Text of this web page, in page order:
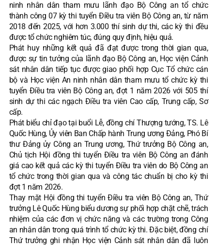
ninh nhân dân tham mưu lãnh đạo Bộ Công an tổ chức
thành công 07 kỳ thi tuyển Điều tra viên Bộ Công an, từ năm
2018 đến 2025, với hơn 3.000 thí sinh dự thi, các kỳ thi đều
được tổ chức nghiêm túc, đúng quy định, hiệu quả.
Phát huy những kết quả đã đạt được trong thời gian qua,
được sự tin tưởng của lãnh đạo Bộ Công an, Học viện Cảnh
sát nhân dân tiếp tục được giao phối hợp Cục Tổ chức cán
bộ và Học viện An ninh nhân dân tham mưu tổ chức kỳ thi
tuyển Điều tra viên Bộ Công an, đợt 1 năm 2026 với 505 thí
sinh dự thi các ngạch Điều tra viên Cao cấp, Trung cấp, Sơ
cấp.
Phát biểu chỉ đạo tại buổi Lễ, đồng chí Thượng tướng, TS. Lê
Quốc Hùng, Ủy viên Ban Chấp hành Trung ương Đảng, Phó Bí
thư Đảng ủy Công an Trung ương, Thứ trưởng Bộ Công an,
Chủ tịch Hội đồng thi tuyển Điều tra viên Bộ Công an đánh
giá cao kết quả các kỳ thi tuyển Điều tra viên do Bộ Công an
tổ chức trong thời gian qua và công tác chuẩn bị cho kỳ thi
đợt 1 năm 2026.
Thay mặt Hội đồng thi tuyển Điều tra viên Bộ Công an, Thứ
trưởng Lê Quốc Hùng biểu dương sự phối hợp chặt chẽ, trách
nhiệm của các đơn vị chức năng và các trường trong Công
an nhân dân trong quá trình tổ chức kỳ thi. Đặc biệt, đồng chí
Thứ trưởng ghi nhận Học viện Cảnh sát nhân dân đã luôn